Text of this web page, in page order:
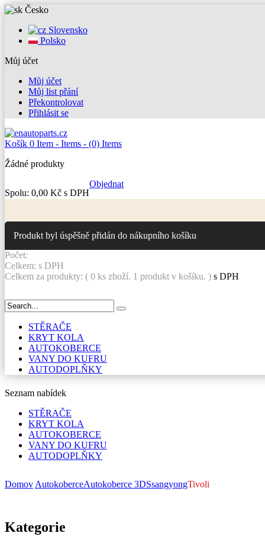
Česko
Slovensko
Polsko
Můj účet
Můj účet
Můj list přání
Překontrolovat
Přihlásit se
Košík 0 Item - Items - (0) Items
Žádné produkty
Spolu: 0,00 Kč s DPH
Objednat
Produkt byl úspěšně přidán do nákupního košíku
Počet:
Celkem: s DPH
Celkem za produkty: ( 0 ks zboží. 1 produkt v košíku. ) s DPH
STĚRAČE
KRYT KOLA
AUTOKOBERCE
VANY DO KUFRU
AUTODOPLŇKY
Seznam nabídek
STĚRAČE
KRYT KOLA
AUTOKOBERCE
VANY DO KUFRU
AUTODOPLŇKY
Domov AutokoberceAutokoberce 3DSsangyongTivoli
Kategorie